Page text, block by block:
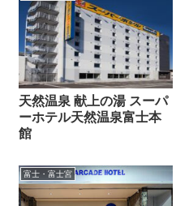
天然温泉 献上の湯 スーパ
ーホテル天然温泉富士本
館
富士・富士宮